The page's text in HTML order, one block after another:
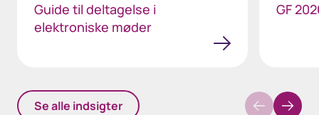
Guide til deltagelse i
elektroniske møder
GF
Se alle indsigter